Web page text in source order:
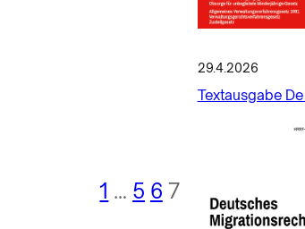
1 … 5 6 7
29.4.2026
Textausgabe